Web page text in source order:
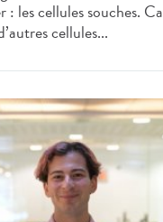
les cellules souches.
cellules...